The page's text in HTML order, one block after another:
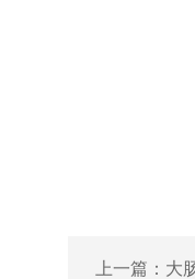
上一篇： 大